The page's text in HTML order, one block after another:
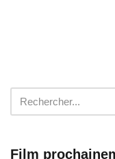
Film